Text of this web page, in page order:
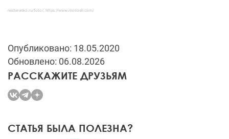
nesterenko.ru/foto/ , https://www.mosoah.com/
Опубликовано: 18.05.2020
Обновлено: 06.08.2026
РАССКАЖИТЕ ДРУЗЬЯМ
СТАТЬЯ БЫЛА ПОЛЕЗНА?